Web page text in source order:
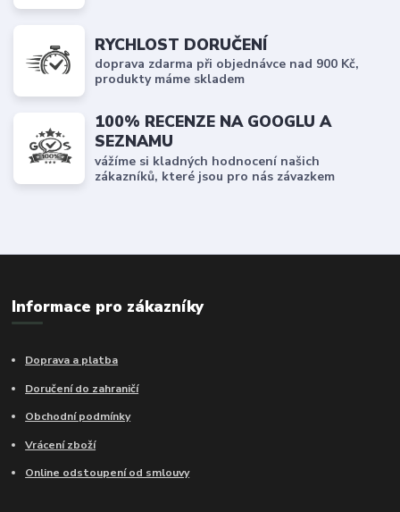
RYCHLOST DORUČENÍ
doprava zdarma při objednávce nad 900 Kč,
produkty máme skladem
100% RECENZE NA GOOGLU A
SEZNAMU
vážíme si kladných hodnocení našich
zákazníků, které jsou pro nás závazkem
Informace pro zákazníky
Doprava a platba
Doručení do zahraničí
Obchodní podmínky
Vrácení zboží
Online odstoupení od smlouvy